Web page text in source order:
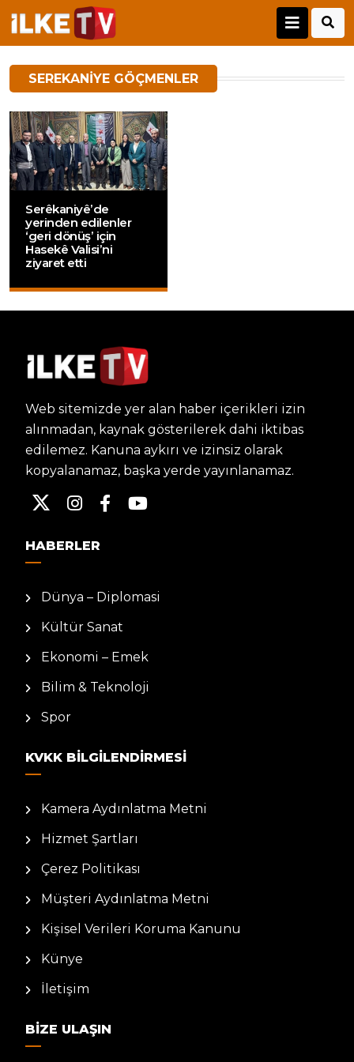
SEREKANIYE GÖÇMENLER
Serêkaniyê’de
yerinden edilenler
‘geri dönüş’ için
Hasekê Valisi’ni
ziyaret etti
Web sitemizde yer alan haber içerikleri izin
alınmadan, kaynak gösterilerek dahi iktibas
edilemez. Kanuna aykırı ve izinsiz olarak
kopyalanamaz, başka yerde yayınlanamaz.
HABERLER
Dünya – Diplomasi
Kültür Sanat
Ekonomi – Emek
Bilim & Teknoloji
Spor
KVKK BILGILENDIRMESI
Kamera Aydınlatma Metni
Hizmet Şartları
Çerez Politikası
Müşteri Aydınlatma Metni
Kişisel Verileri Koruma Kanunu
Künye
İletişim
BIZE ULAŞIN